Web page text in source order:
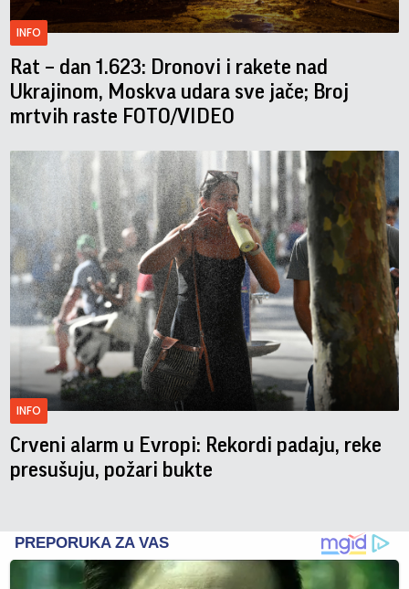
INFO
Rat – dan 1.623: Dronovi i rakete nad
Ukrajinom, Moskva udara sve jače; Broj
mrtvih raste FOTO/VIDEO
INFO
Crveni alarm u Evropi: Rekordi padaju, reke
presušuju, požari bukte